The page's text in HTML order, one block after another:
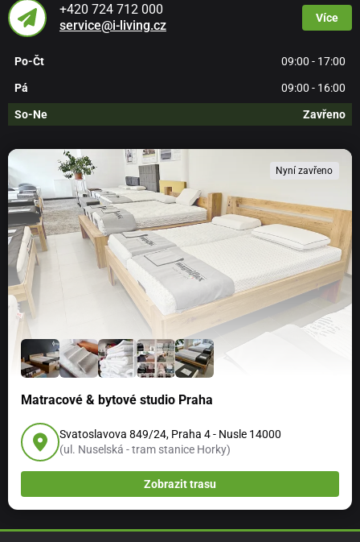
+420 724 712 000
service@i-living.cz
Více
Po-Čt 09:00 - 17:00
Pá 09:00 - 16:00
So-Ne Zavřeno
Nyní zavřeno
Matracové & bytové studio Praha
Svatoslavova 849/24, Praha 4 - Nusle 14000
(ul. Nuselská - tram stanice Horky)
Zobrazit trasu